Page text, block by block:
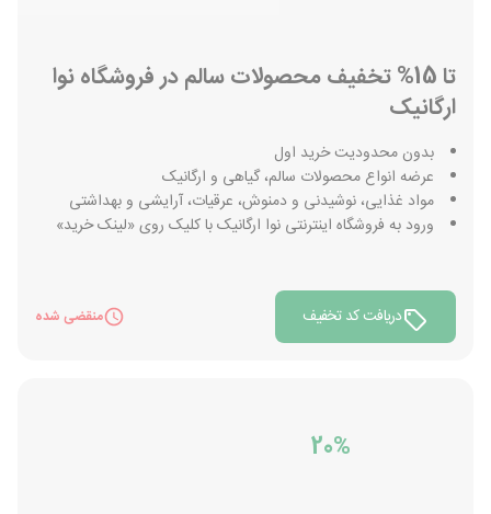
تا 15% تخفیف محصولات سالم در فروشگاه نوا
ارگانیک
بدون محدودیت خرید اول
عرضه انواع محصولات سالم، گیاهی و ارگانیک
مواد غذایی، نوشیدنی و دمنوش، عرقیات، آرایشی و بهداشتی
ورود به فروشگاه اینترنتی نوا ارگانیک با کلیک روی «لینک خرید»
دریافت کد تخفیف منقضی شده
20%